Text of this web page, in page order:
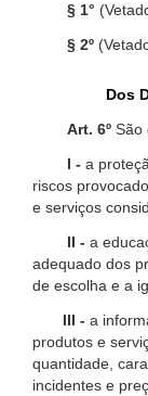
§ 1°
§ 2º
Dos
Art. 6º São
I - a
riscos
e serviços
II - a
adequado dos
de escolha e a
III - a
produtos e
quantidade,
incidentes e